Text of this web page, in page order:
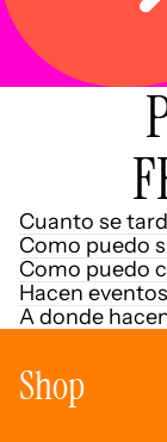
Cuanto se
Como puedo
Como puedo
Hacen
A donde
Shop